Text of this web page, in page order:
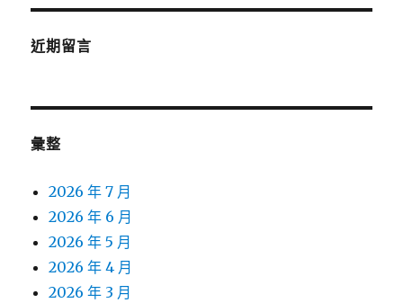
近期留言
彙整
2026 年 7 月
2026 年 6 月
2026 年 5 月
2026 年 4 月
2026 年 3 月